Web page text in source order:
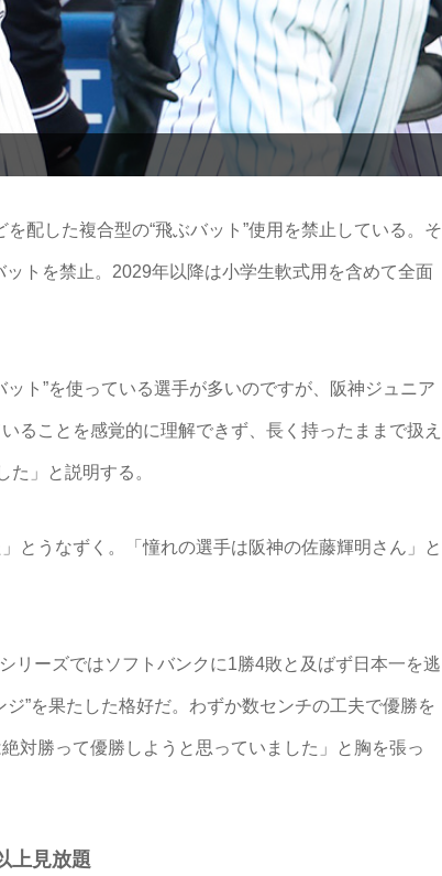
配した複合型の“飛ぶバット”使用を禁止している。そ
トを禁止。2029年以降は小学生軟式用を含めて全面
ト”を使っている選手が多いのですが、阪神ジュニア
ることを感覚的に理解できず、長く持ったままで扱え
」と説明する。
とうなずく。「憧れの選手は阪神の佐藤輝明さん」と
ーズではソフトバンクに1勝4敗と及ばず日本一を逃
”を果たした格好だ。わずか数センチの工夫で優勝を
対勝って優勝しようと思っていました」と胸を張っ
上見放題